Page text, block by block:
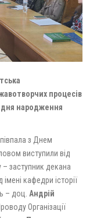
процесів
дня народження
з Днем
виступили від
– заступник декана
імені кафедри історії
– доц. Андрій
Організації